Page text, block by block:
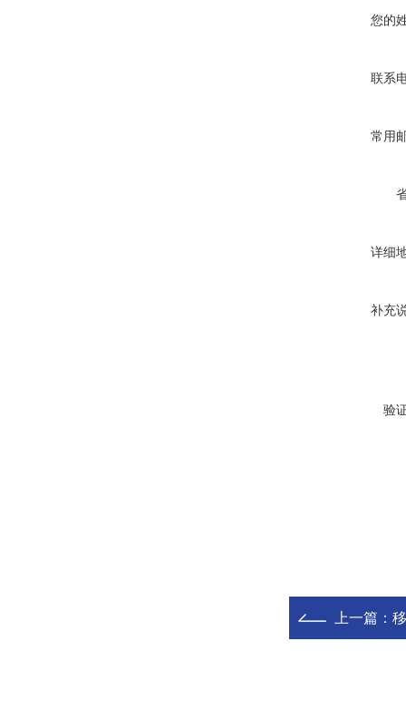
您的
联系
常用
详细
补充
验
上一篇：